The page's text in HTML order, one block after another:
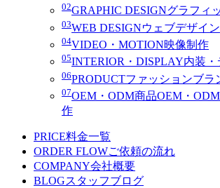
02GRAPHIC DESIGNグラフィ
03WEB DESIGNウェブデザイン
04VIDEO・MOTION映像制作
05INTERIOR・DISPLAY内装
06PRODUCTファッションブラ
07OEM・ODM商品OEM・
作
PRICE料金一覧
ORDER FLOWご依頼の流れ
COMPANY会社概要
BLOGスタッフブログ